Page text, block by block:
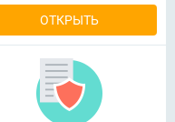
ОТКРЫТЬ